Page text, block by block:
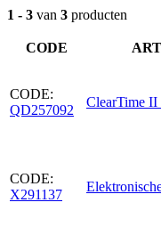
1 - 3 van 3 producten
CODE
CODE:
QD257092
ClearTime II
CODE:
X291137